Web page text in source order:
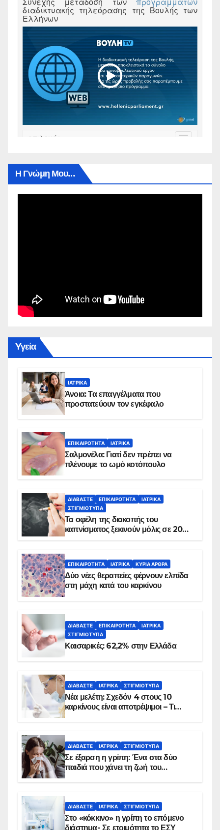
Η Γνώμη Μου…
Yγεία
ΙΑΤΡΙΚΆ
Άνοια: Τα επαγγέλματα που
προστατεύουν τον εγκέφαλο
ΕΠΙΚΑΙΡΌΤΗΤΑ ΙΑΤΡΙΚΆ
Σαλμονέλα: Γιατί δεν πρέπει να
πλένουμε το ωμό κοτόπουλο
ΔΙΑΒΆΣΤΕ ΕΠΙΚΑΙΡΌΤΗΤΑ
ΙΑΤΡΙΚΆ
ΣΤΙΓΜΙΌΤΥΠΑ
Τα οφέλη της διακοπής του
καπνίσματος ξεκινούν μόλις σε 20
ΕΠΙΚΑΙΡΌΤΗΤΑ ΙΑΤΡΙΚΆ ΚΥΡΙΑ ΑΡΘΡΑ
Δύο νέες θεραπείες φέρνουν ελπίδα
στη μάχη κατά του καρκίνου
ΔΙΑΒΆΣΤΕ ΕΠΙΚΑΙΡΌΤΗΤΑ
ΙΑΤΡΙΚΆ
ΣΤΙΓΜΙΌΤΥΠΑ
Καισαρικές: 62,2% στην Ελλάδα
ΔΙΑΒΆΣΤΕ ΙΑΤΡΙΚΆ ΣΤΙΓΜΙΌΤΥΠΑ
Νέα μελέτη: Σχεδόν 4 στους 10
καρκίνους είναι αποτρέψιμοι – Τι
ΔΙΑΒΆΣΤΕ ΙΑΤΡΙΚΆ ΣΤΙΓΜΙΌΤΥΠΑ
Σε έξαρση η γρίπη: Ένα στα δύο
παιδιά που χάνει τη ζωή του
ΔΙΑΒΆΣΤΕ ΙΑΤΡΙΚΆ ΣΤΙΓΜΙΌΤΥΠΑ
Στο «κόκκινο» η γρίπη το επόμενο
διάστημα- Σε ετοιμότητα το ΕΣΥ